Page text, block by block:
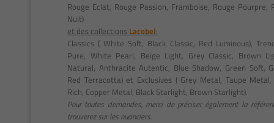
Rouge Eclat, Rouge Passion, Framboise, Rouge Pourpre,
Nuit)
et des collections Lacobel:
Classics ( White Soft, Black Classic, Red Luminous),
Pure, White Pearl, Beige Light, Grey Classic, Brown
Natural, Anthracite Autentic, Blue Shadow, Green Soft,
Red Terracotta) et Exclusives ( Grey Metal, Taupe
Rich, Copper Metal, Black Starlight, Brown Starlight).
Pour toutes demandes, merci de préciser également la
trouverez sur les nuanciers.